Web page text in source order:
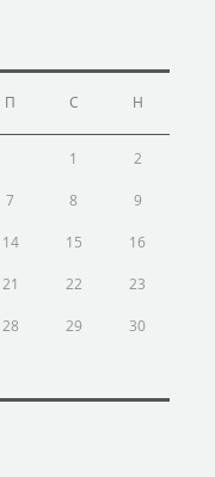
П С Н
1 2
7 8 9
14 15 16
21 22 23
28 29 30